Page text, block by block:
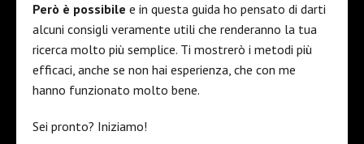
Però è possibile e in questa guida ho pensato di darti
alcuni consigli veramente utili che renderanno la tua
ricerca molto più semplice. Ti mostrerò i metodi più
efficaci, anche se non hai esperienza, che con me
hanno funzionato molto bene.
Sei pronto? Iniziamo!